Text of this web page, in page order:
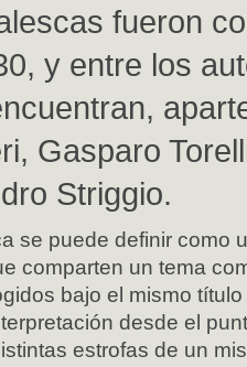
fueron
y entre los
Gasparo
Striggio.
se puede definir como
comparten un tema
bajo el mismo
desde el
estrofas de un